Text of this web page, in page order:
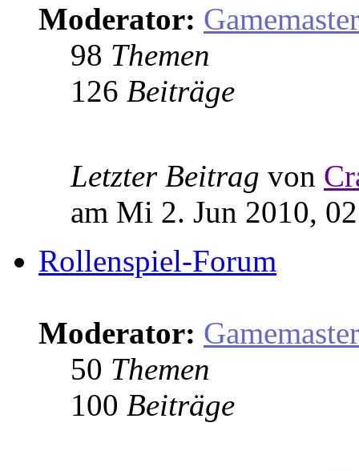
Moderator: Gamemaster
98 Themen
126 Beiträge
Letzter Beitrag von
am Mi 2. Jun 2010,
Rollenspiel-Forum
Moderator: Gamemaster
50 Themen
100 Beiträge